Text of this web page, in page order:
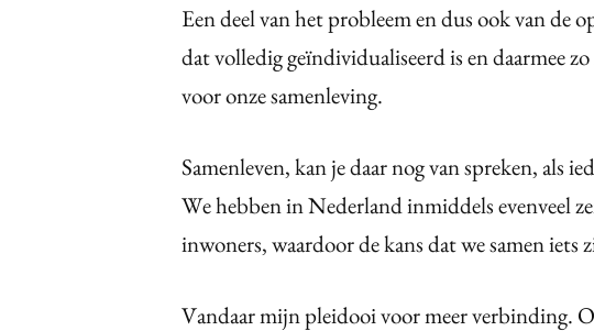
Een deel van het probleem en dus ook van de
dat volledig geïndividualiseerd is en daarmee
voor onze samenleving.
Samenleven, kan je daar nog van spreken, als
We hebben in Nederland inmiddels evenveel
inwoners, waardoor de kans dat we samen iets
Vandaar mijn pleidooi voor meer verbinding.